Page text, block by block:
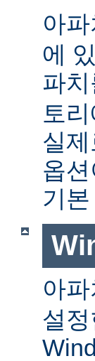
아
에
파
토
실
옵
기
아
설